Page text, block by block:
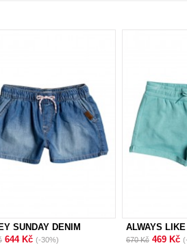
SUNDAY DENIM
644 Kč (-30%)
ALWAYS
670 Kč 469 Kč